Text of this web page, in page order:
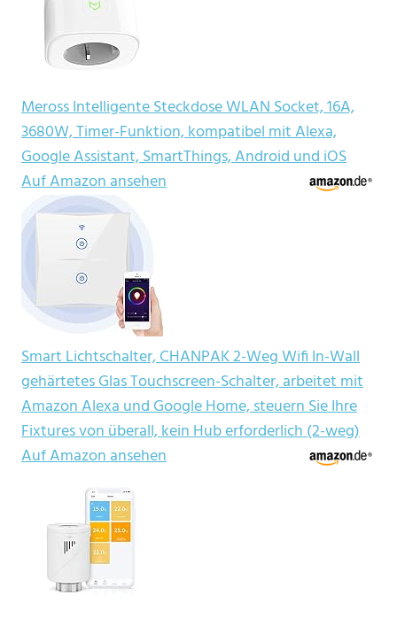
Meross Intelligente Steckdose WLAN Socket, 16A,
3680W, Timer-Funktion, kompatibel mit Alexa,
Google Assistant, SmartThings, Android und iOS
Auf Amazon ansehen
Smart Lichtschalter, CHANPAK 2-Weg Wifi In-Wall
gehärtetes Glas Touchscreen-Schalter, arbeitet mit
Amazon Alexa und Google Home, steuern Sie Ihre
Fixtures von überall, kein Hub erforderlich (2-weg)
Auf Amazon ansehen